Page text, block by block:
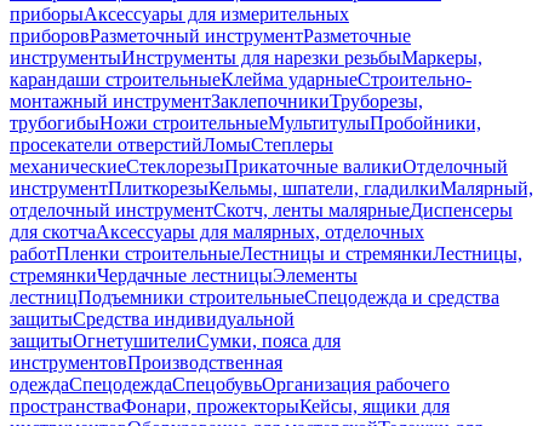
приборыАксессуары для измерительных
приборовРазметочный инструментРазметочные
инструментыИнструменты для нарезки резьбыМаркеры,
карандаши строительныеКлейма ударныеСтроительно-
монтажный инструментЗаклепочникиТруборезы,
трубогибыНожи строительныеМультитулыПробойники,
просекатели отверстийЛомыСтеплеры
механическиеСтеклорезыПрикаточные валикиОтделочный
инструментПлиткорезыКельмы, шпатели, гладилкиМалярный,
отделочный инструментСкотч, ленты малярныеДиспенсеры
для скотчаАксессуары для малярных, отделочных
работПленки строительныеЛестницы и стремянкиЛестницы,
стремянкиЧердачные лестницыЭлементы
лестницПодъемники строительныеСпецодежда и средства
защитыСредства индивидуальной
защитыОгнетушителиСумки, пояса для
инструментовПроизводственная
одеждаСпецодеждаСпецобувьОрганизация рабочего
пространстваФонари, прожекторыКейсы, ящики для